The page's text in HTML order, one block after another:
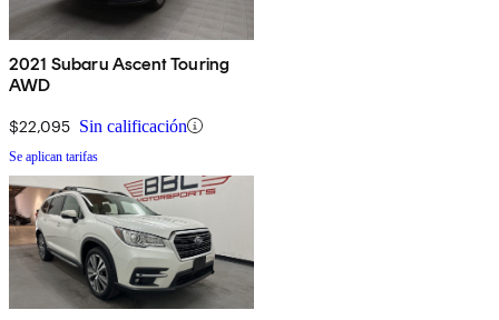
2021 Subaru Ascent Touring
AWD
$22,095 Sin calificación
Se aplican tarifas